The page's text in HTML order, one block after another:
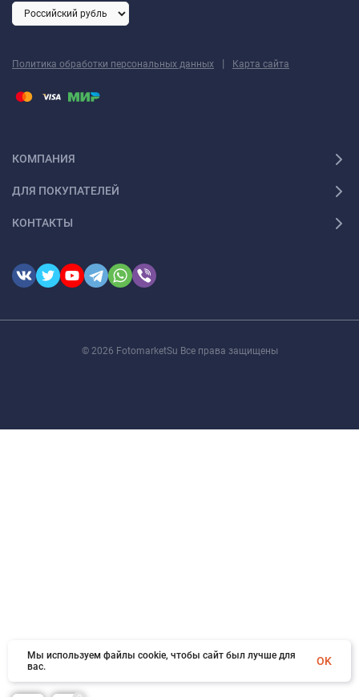
Политика обработки персональных данных | Карта сайта
КОМПАНИЯ
ДЛЯ ПОКУПАТЕЛЕЙ
КОНТАКТЫ
© 2026 FotomarketSu Все права защищены
Мы используем файлы cookie, чтобы сайт был лучше для
вас.
OK